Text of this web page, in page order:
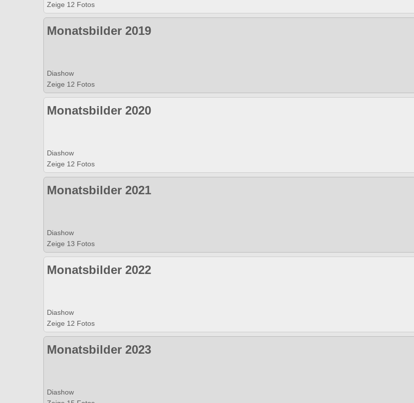
Zeige 12 Fotos
Monatsbilder 2019
Diashow
Zeige 12 Fotos
Monatsbilder 2020
Diashow
Zeige 12 Fotos
Monatsbilder 2021
Diashow
Zeige 13 Fotos
Monatsbilder 2022
Diashow
Zeige 12 Fotos
Monatsbilder 2023
Diashow